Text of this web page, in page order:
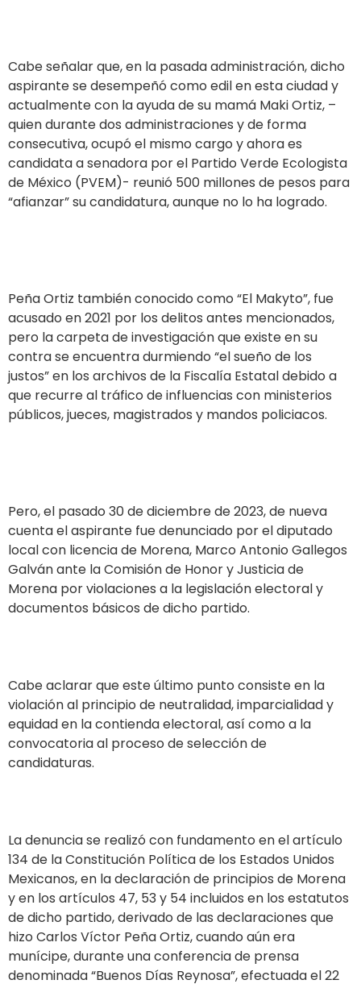
Cabe señalar que, en la pasada administración, dicho
aspirante se desempeñó como edil en esta ciudad y
actualmente con la ayuda de su mamá Maki Ortiz, –
quien durante dos administraciones y de forma
consecutiva, ocupó el mismo cargo y ahora es
candidata a senadora por el Partido Verde Ecologista
de México (PVEM)- reunió 500 millones de pesos para
“afianzar” su candidatura, aunque no lo ha logrado.
Peña Ortiz también conocido como “El Makyto”, fue
acusado en 2021 por los delitos antes mencionados,
pero la carpeta de investigación que existe en su
contra se encuentra durmiendo “el sueño de los
justos” en los archivos de la Fiscalía Estatal debido a
que recurre al tráfico de influencias con ministerios
públicos, jueces, magistrados y mandos policiacos.
Pero, el pasado 30 de diciembre de 2023, de nueva
cuenta el aspirante fue denunciado por el diputado
local con licencia de Morena, Marco Antonio Gallegos
Galván ante la Comisión de Honor y Justicia de
Morena por violaciones a la legislación electoral y
documentos básicos de dicho partido.
Cabe aclarar que este último punto consiste en la
violación al principio de neutralidad, imparcialidad y
equidad en la contienda electoral, así como a la
convocatoria al proceso de selección de
candidaturas.
La denuncia se realizó con fundamento en el artículo
134 de la Constitución Política de los Estados Unidos
Mexicanos, en la declaración de principios de Morena
y en los artículos 47, 53 y 54 incluidos en los estatutos
de dicho partido, derivado de las declaraciones que
hizo Carlos Víctor Peña Ortiz, cuando aún era
munícipe, durante una conferencia de prensa
denominada “Buenos Días Reynosa”, efectuada el 22